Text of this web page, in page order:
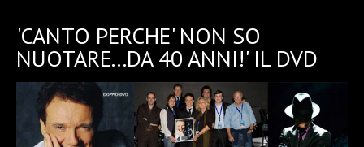
'CANTO PERCHE' NON SO
NUOTARE...DA 40 ANNI!' IL DVD